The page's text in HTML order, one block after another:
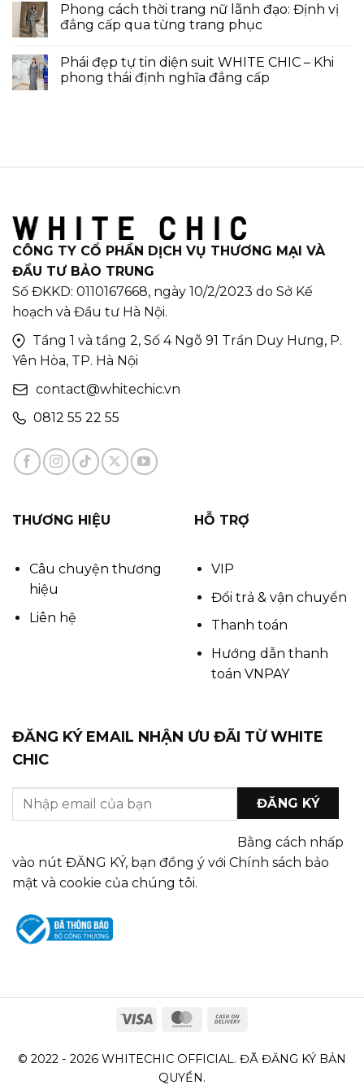
Phong cách thời trang nữ lãnh đạo: Định vị
đẳng cấp qua từng trang phục
Phái đẹp tự tin diện suit WHITE CHIC – Khi
phong thái định nghĩa đẳng cấp
CÔNG TY CỔ PHẦN DỊCH VỤ THƯƠNG MẠI VÀ
ĐẦU TƯ BẢO TRUNG
Số ĐKKD: 0110167668, ngày 10/2/2023 do Sở Kế
hoạch và Đầu tư Hà Nội.
Tầng 1 và tầng 2, Số 4 Ngõ 91 Trần Duy Hưng, P.
Yên Hòa, TP. Hà Nội
contact@whitechic.vn
0812 55 22 55
THƯƠNG HIỆU
Câu chuyện thương
hiệu
Liên hệ
HỖ TRỢ
VIP
Đổi trả & vận chuyển
Thanh toán
Hướng dẫn thanh
toán VNPAY
ĐĂNG KÝ EMAIL NHẬN ƯU ĐÃI TỪ WHITE
CHIC
Bằng cách nhấp
vào nút ĐĂNG KÝ, bạn đồng ý với Chính sách bảo
mật và cookie của chúng tôi.
© 2022 - 2026 WHITECHIC OFFICIAL. ĐÃ ĐĂNG KÝ BẢN
QUYỀN.